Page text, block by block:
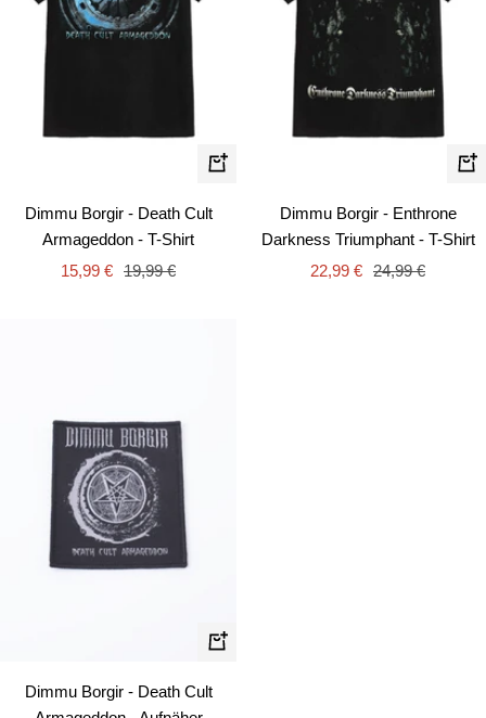
Schnellansicht
Dimmu Borgir - Death Cult
Armageddon - T-Shirt
Angebotspreis
15,99 € Regulärer
19,99 €
Dimmu Borgir - Enthrone
Darkness Triumphant - T-Shirt
Angebotspreis
22,99 € Regulärer
24,99 €
In
Dimmu Borgir - Death Cult